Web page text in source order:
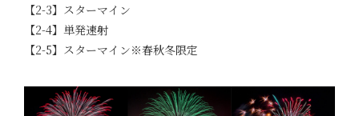
【2-3】スターマイン
【2-4】単発速射
【2-5】スターマイン※春秋冬限定